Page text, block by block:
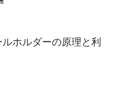
ホルダーの原理と利